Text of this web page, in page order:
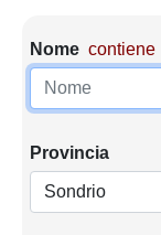
Nome contiene
Provincia
Sondrio